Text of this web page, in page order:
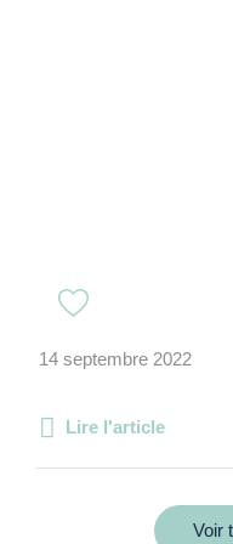
14 septembre 2022
Lire l'article
Voir